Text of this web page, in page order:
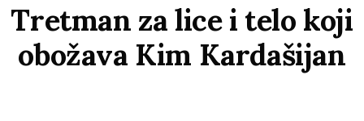
Tretman za lice i telo koji
obožava Kim Kardašijan